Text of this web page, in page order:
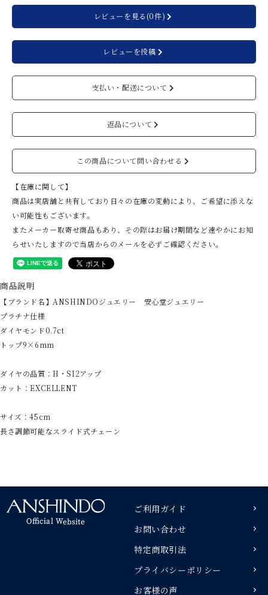
レビューを見る(0件)
レビューを投稿
支払い・配送について
返品について
この商品について問い合わせる
【在庫に関して】
商品は実店舗と共有しており日々の在庫の変動により、ご希望に添えな
い可能性もございます。
またメーカー取寄せ商品もあり、その際はお届け期間など速やかにお知
らせいたしますので当店からのメールを必ずご確認ください。
商品説明
【ブランド名】ANSHINDOジュエリー 安心堂ジュエリー
プラチナ仕様
ダイヤモンド0.7ct
トップ9×6mm
ダイヤの品質：H・SI2アップ
カット：EXCELLENT
サイズ：45cm
長さ調節可能なスライド式チェーン
ご利用ガイド
お問い合わせ
特定商取引法
プライバシーポリシー
お客様の声